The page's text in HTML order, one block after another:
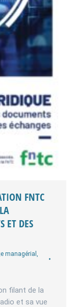
FNTC
ET DES
managérial ,
filant de la
et sa vue